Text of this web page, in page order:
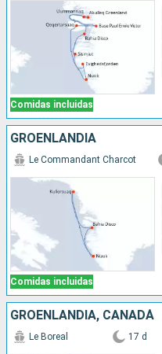
Comidas incluidas
GROENLANDIA
Comidas incluidas
Le Commandant Charcot
GROENLANDIA, CANADÁ
Le Boreal 17 d